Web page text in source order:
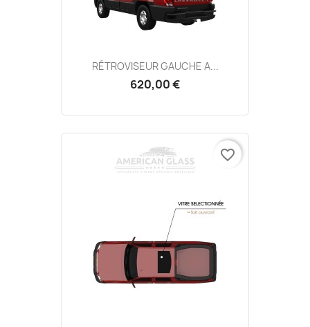
RÉTROVISEUR GAUCHE A...
620,00 €
favorite_border